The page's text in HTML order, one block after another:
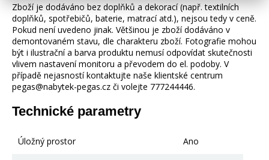
Zboží je dodáváno bez doplňků a dekorací (např. textilních
doplňků, spotřebičů, baterie, matrací atd.), nejsou tedy v ceně.
Pokud není uvedeno jinak. Většinou je zboží dodáváno v
demontovaném stavu, dle charakteru zboží. Fotografie mohou
být i ilustrační a barva produktu nemusí odpovídat skutečnosti
vlivem nastavení monitoru a převodem do el. podoby. V
případě nejasností kontaktujte naše klientské centrum
pegas@nabytek-pegas.cz či volejte 777244446.
Technické parametry
Úložný prostor Ano